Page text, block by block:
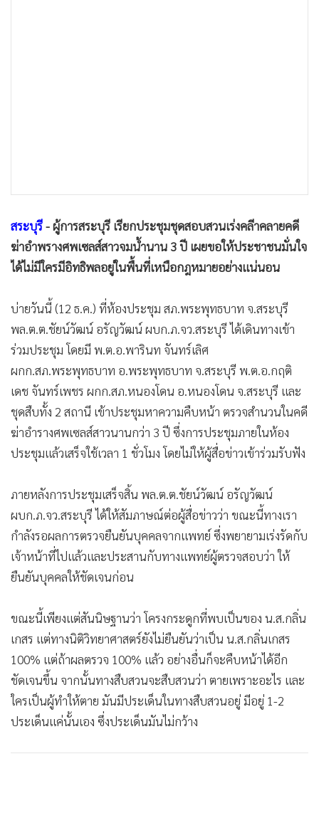
• เกม
• วิทยาศาสตร์
• SMEs
• หุ้น
• กองทุนรวม
• Celeb Online
• Factcheck
• ญี่ปุ่น
• News1
• Gotomanager
สระบุรี- ผู้การสระบุรี เรียกประชุมชุดสอบสวนเร่งคลีาคลายคดี
ฆ่าอำพรางศพเซลส์สาวจมน้ำนาน 3 ปี เผยขอให้ประชาชนมั่นใจ
ได้ไม่มีใครมีอิทธิพลอยู่ในพื้นที่เหนือกฎหมายอย่างแน่นอน
บ่ายวันนี้ (12 ธ.ค.) ที่ห้องประชุม สภ.พระพุทธบาท จ.สระบุรี
พล.ต.ต.ชัยน์วัฒน์ อรัญวัฒน์ ผบก.ภ.จว.สระบุรี ได้เดินทางเข้า
ร่วมประชุม โดยมี พ.ต.อ.พารินท จันทร์เลิศ
ผกก.สภ.พระพุทธบาท อ.พระพุทธบาท จ.สระบุรี พ.ต.อ.กฤติ
เดช จันทร์เพชร ผกก.สภ.หนองโดน อ.หนองโดน จ.สระบุรี และ
ชุดสืบทั้ง 2 สถานี เข้าประชุมหาความคืบหน้า ตรวจสำนวนในคดี
ฆ่าอำรางศพเซลส์สาวนานกว่า 3 ปี ซึ่งการประชุมภายในห้อง
ประชุมแล้วเสร็จใช้เวลา 1 ชั่วโมง โดยไม่ให้ผู้สื่อข่าวเข้าร่วมรับฟัง
ภายหลังการประชุมเสร็จสิ้น พล.ต.ต.ชัยน์วัฒน์ อรัญวัฒน์
ผบก.ภ.จว.สระบุรี ได้ให้สัมภาษณ์ต่อผู้สื่อข่าวว่า ขณะนี้ทางเรา
กำลังรอผลการตรวจยืนยันบุคคลจากแพทย์ ซึ่งพยายามเร่งรัดกับ
เจ้าหน้าที่ไปแล้วและประสานกับทางแพทย์ผู้ตรวจสอบว่า ให้
ยืนยันบุคคลให้ชัดเจนก่อน
ขณะนี้เพียงแต่สันนิษฐานว่า โครงกระดูกที่พบเป็นของ น.ส.กลิ่น
เกสร แต่ทางนิติวิทยาศาสตร์ยังไม่ยืนยันว่าเป็น น.ส.กลิ่นเกสร
100% แต่ถ้าผลตรวจ 100% แล้ว อย่างอื่นก็จะคืบหน้าได้อีก
ชัดเจนขึ้น จากนั้นทางสืบสวนจะสืบสวนว่า ตายเพราะอะไร และ
ใครเป็นผู้ทำให้ตาย มันมีประเด็นในทางสืบสวนอยู่ มีอยู่ 1-2
ประเด็นแค่นั้นเอง ซึ่งประเด็นมันไม่กว้าง